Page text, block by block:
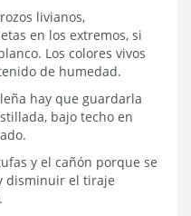
livianos,
en los extremos, si
Los colores vivos
de humedad.
hay que guardarla
bajo techo en
y el cañón porque se
disminuir el tiraje